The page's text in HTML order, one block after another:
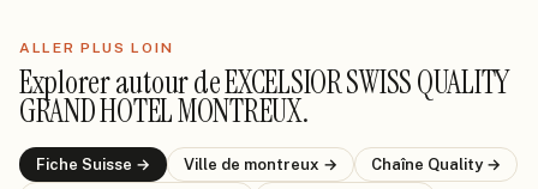
ALLER PLUS LOIN
Explorer autour deEXCELSIOR SWISS QUALITY
GRAND HOTEL MONTREUX.
Fiche Suisse → Ville de montreux → Chaîne Quality→